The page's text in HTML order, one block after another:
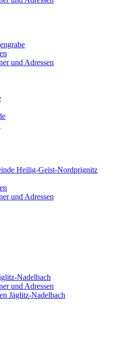
und Adressen
Heilig-Geist-Nordprignitz
und Adressen
Nadelbach
und Adressen
Jäglitz-Nadelbach